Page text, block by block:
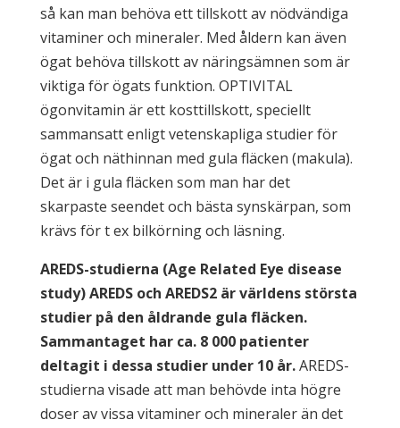
så kan man behöva ett tillskott av nödvändiga
vitaminer och mineraler. Med åldern kan även
ögat behöva tillskott av näringsämnen som är
viktiga för ögats funktion. OPTIVITAL
ögonvitamin är ett kosttillskott, speciellt
sammansatt enligt vetenskapliga studier för
ögat och näthinnan med gula fläcken (makula).
Det är i gula fläcken som man har det
skarpaste seendet och bästa synskärpan, som
krävs för t ex bilkörning och läsning.
AREDS-studierna (Age Related Eye disease
study) AREDS och AREDS2 är världens största
studier på den åldrande gula fläcken.
Sammantaget har ca. 8 000 patienter
deltagit i dessa studier under 10 år.AREDS-
studierna visade att man behövde inta högre
doser av vissa vitaminer och mineraler än det